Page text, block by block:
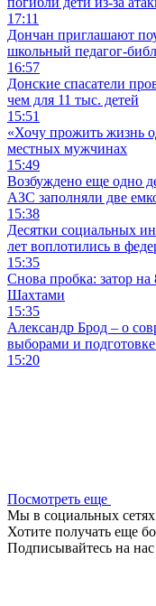
17:11
Дончан приглашают
школьный педагог-
16:57
Донские спасатели
чем для 11 тыс. детей
15:51
«Хочу прожить жизнь
местных мужчинах
15:49
Возбуждено еще одно
АЗС заполняли две
15:38
Десятки социальных
лет воплотились в
15:35
Снова пробка: затор
Шахтами
15:35
Александр Брод – о
выборами и
15:20
Посмотреть еще
Мы в социальных сетях
Хотите получать еще
Подписывайтесь на нас